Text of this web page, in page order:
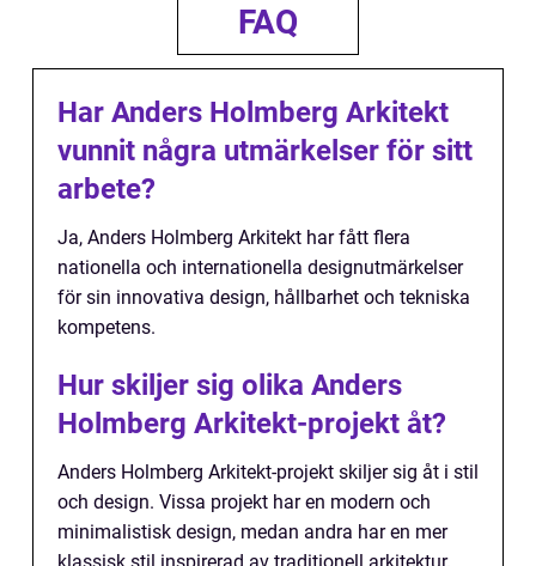
FAQ
Har Anders Holmberg Arkitekt
vunnit några utmärkelser för sitt
arbete?
Ja, Anders Holmberg Arkitekt har fått flera
nationella och internationella designutmärkelser
för sin innovativa design, hållbarhet och tekniska
kompetens.
Hur skiljer sig olika Anders
Holmberg Arkitekt-projekt åt?
Anders Holmberg Arkitekt-projekt skiljer sig åt i stil
och design. Vissa projekt har en modern och
minimalistisk design, medan andra har en mer